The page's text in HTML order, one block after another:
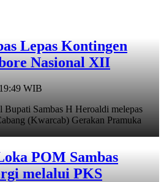
Lepas Kontingen
Nasional XII
WIB
Bupati Sambas H Heroaldi melepas
(Kwarcab) Gerakan Pramuka
POM Sambas
melalui PKS